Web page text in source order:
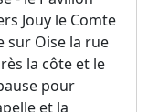
Jouy le Comte
sur Oise la rue
la côte et le
pour
et la